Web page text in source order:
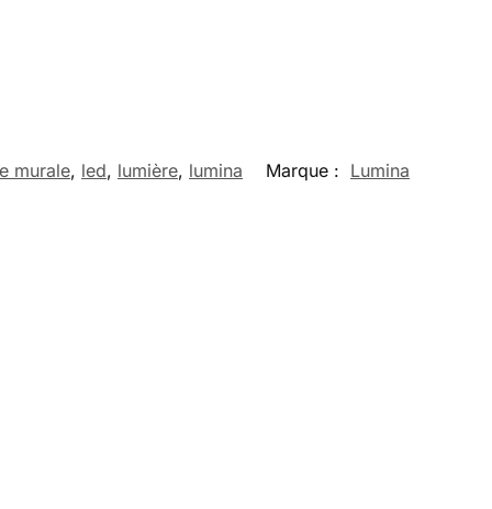
murale, led, lumière, lumina Marque : Lumina